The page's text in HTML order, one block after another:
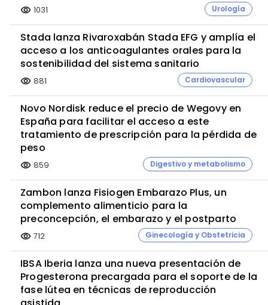
visibility 1031 Urología
Stada lanza Rivaroxabán Stada EFG y amplía el
acceso a los anticoagulantes orales para la
sostenibilidad del sistema sanitario
visibility 881 Cardiovascular
Novo Nordisk reduce el precio de Wegovy en
España para facilitar el acceso a este
tratamiento de prescripción para la pérdida de
peso
visibility 859 Digestivo y metabolismo
Zambon lanza Fisiogen Embarazo Plus, un
complemento alimenticio para la
preconcepción, el embarazo y el postparto
visibility 712 Ginecología y Obstetricia
IBSA Iberia lanza una nueva presentación de
Progesterona precargada para el soporte de la
fase lútea en técnicas de reproducción